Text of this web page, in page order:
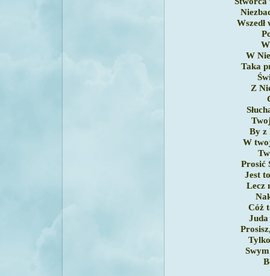
W
Taka
Z
By z
W
Prosić
Jest
Lecz
Cóż
Juda